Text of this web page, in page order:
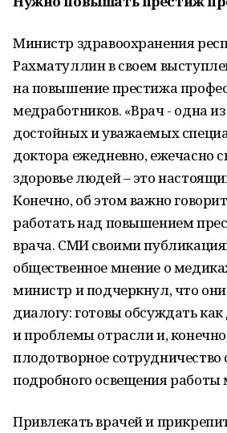
Министр здравоохранения
Рахматуллин в своем
на повышение престижа
медработников. «Врач - одна
достойных и уважаемых
доктора ежедневно, ежечасно
здоровье людей – это
Конечно, об этом важно
работать над повышением
врача. СМИ своими
общественное мнение о
министр и подчеркнул, что
диалогу: готовы обсуждать
и проблемы отрасли и,
плодотворное
подробного освещения работы
Привлекать врачей и